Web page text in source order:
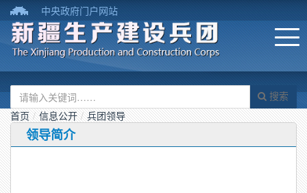
中央政府门户网站
搜索
首页 / 信息公开 / 兵团领导
领导简介